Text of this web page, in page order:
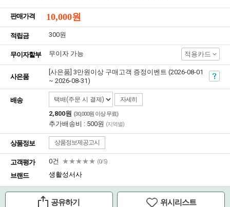
판매가격 10,000원
적립금 300원
무이자할부 무이자 가능 적용카드
사은품
[사은품] 3만원이상 구매고객 증정이벤트 (2026-08-01
~ 2026-08-31)
배송 자세히
2,800원 (30,000원 이상 무료)
추가배송비 : 500원 (지역별)
상품정보 상품정보제공고시
고객평가 0건 ★★★★★ (0/5)
브랜드 생활성서사
공유하기 위시리스트